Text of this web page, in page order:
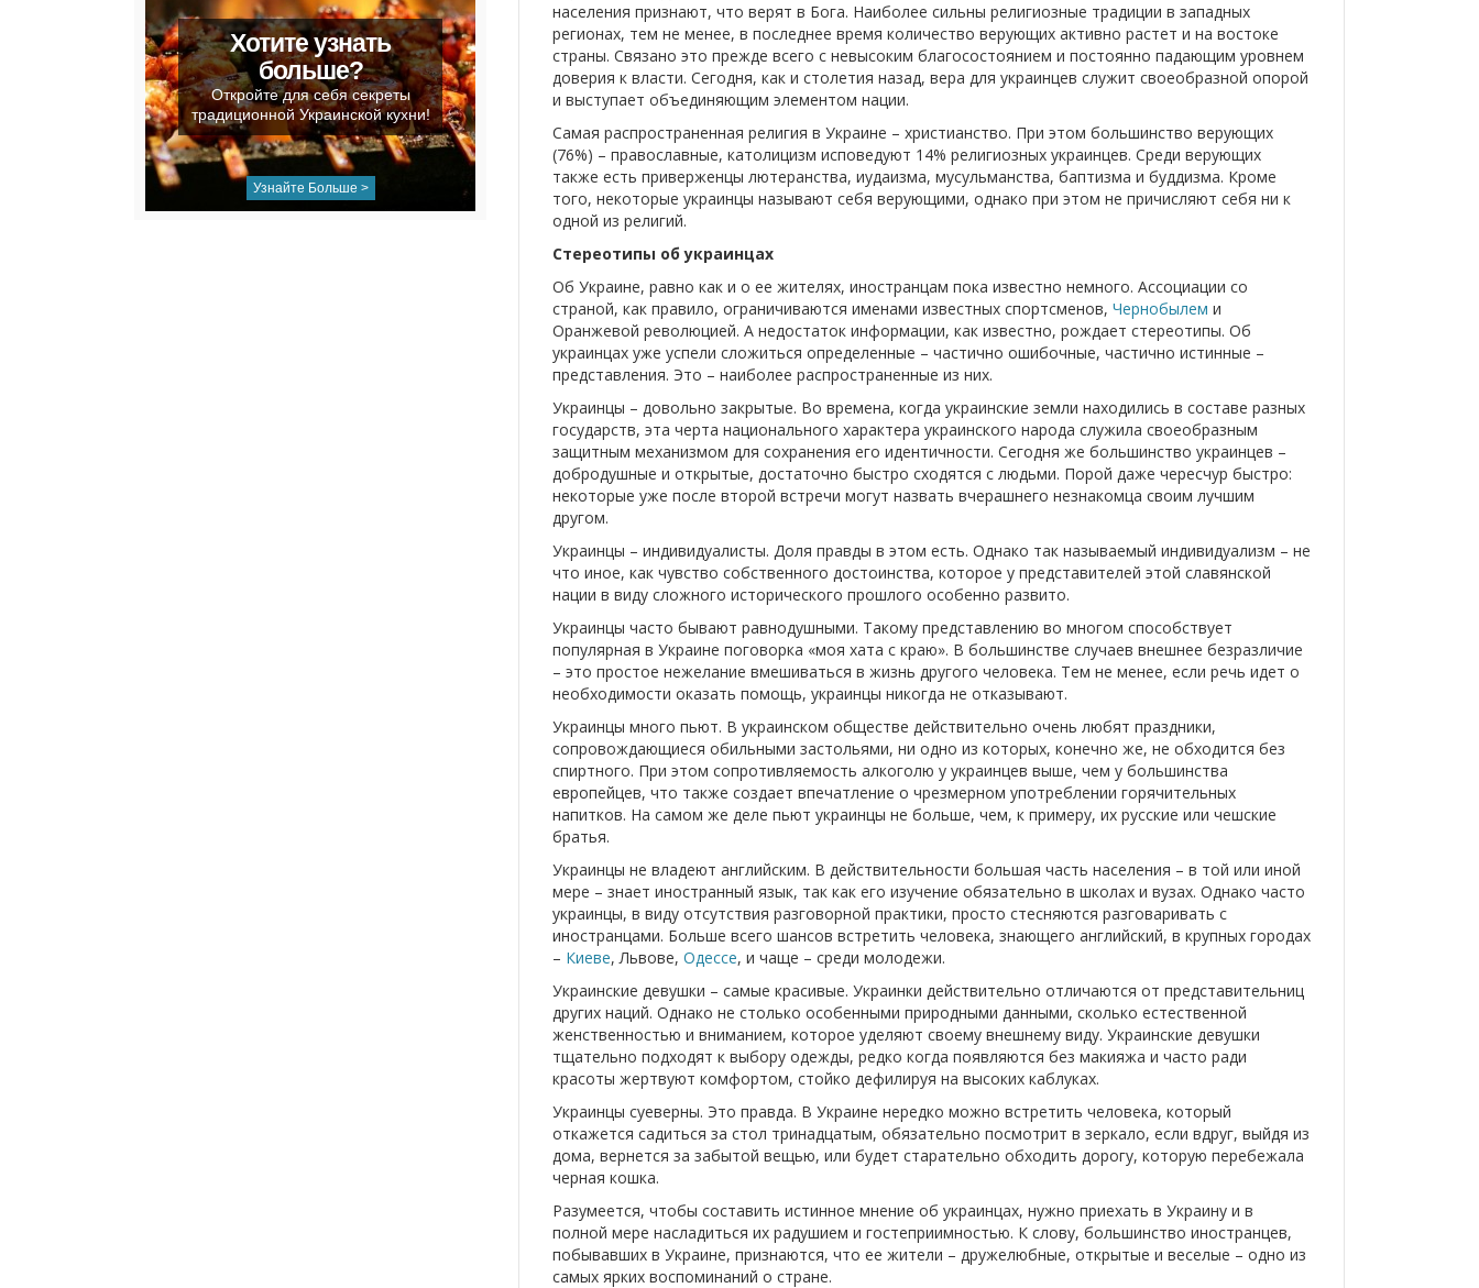
Хотите узнать
больше?
Откройте для себя секреты
традиционной Украинской кухни!
Узнайте Больше >
населения признают, что верят в Бога. Наиболее сильны религиозные традиции в западных
регионах, тем не менее, в последнее время количество верующих активно растет и на востоке
страны. Связано это прежде всего с невысоким благосостоянием и постоянно падающим уровнем
доверия к власти. Сегодня, как и столетия назад, вера для украинцев служит своеобразной опорой
и выступает объединяющим элементом нации.
Самая распространенная религия в Украине – христианство. При этом большинство верующих
(76%) – православные, католицизм исповедуют 14% религиозных украинцев. Среди верующих
также есть приверженцы лютеранства, иудаизма, мусульманства, баптизма и буддизма. Кроме
того, некоторые украинцы называют себя верующими, однако при этом не причисляют себя ни к
одной из религий.
Стереотипы об украинцах
Об Украине, равно как и о ее жителях, иностранцам пока известно немного. Ассоциации со
страной, как правило, ограничиваются именами известных спортсменов, Чернобылем и
Оранжевой революцией. А недостаток информации, как известно, рождает стереотипы. Об
украинцах уже успели сложиться определенные – частично ошибочные, частично истинные –
представления. Это – наиболее распространенные из них.
Украинцы – довольно закрытые. Во времена, когда украинские земли находились в составе разных
государств, эта черта национального характера украинского народа служила своеобразным
защитным механизмом для сохранения его идентичности. Сегодня же большинство украинцев –
добродушные и открытые, достаточно быстро сходятся с людьми. Порой даже чересчур быстро:
некоторые уже после второй встречи могут назвать вчерашнего незнакомца своим лучшим
другом.
Украинцы – индивидуалисты. Доля правды в этом есть. Однако так называемый индивидуализм – не
что иное, как чувство собственного достоинства, которое у представителей этой славянской
нации в виду сложного исторического прошлого особенно развито.
Украинцы часто бывают равнодушными. Такому представлению во многом способствует
популярная в Украине поговорка «моя хата с краю». В большинстве случаев внешнее безразличие
– это простое нежелание вмешиваться в жизнь другого человека. Тем не менее, если речь идет о
необходимости оказать помощь, украинцы никогда не отказывают.
Украинцы много пьют. В украинском обществе действительно очень любят праздники,
сопровождающиеся обильными застольями, ни одно из которых, конечно же, не обходится без
спиртного. При этом сопротивляемость алкоголю у украинцев выше, чем у большинства
европейцев, что также создает впечатление о чрезмерном употреблении горячительных
напитков. На самом же деле пьют украинцы не больше, чем, к примеру, их русские или чешские
братья.
Украинцы не владеют английским. В действительности большая часть населения – в той или иной
мере – знает иностранный язык, так как его изучение обязательно в школах и вузах. Однако часто
украинцы, в виду отсутствия разговорной практики, просто стесняются разговаривать с
иностранцами. Больше всего шансов встретить человека, знающего английский, в крупных городах
– Киеве, Львове, Одессе, и чаще – среди молодежи.
Украинские девушки – самые красивые. Украинки действительно отличаются от представительниц
других наций. Однако не столько особенными природными данными, сколько естественной
женственностью и вниманием, которое уделяют своему внешнему виду. Украинские девушки
тщательно подходят к выбору одежды, редко когда появляются без макияжа и часто ради
красоты жертвуют комфортом, стойко дефилируя на высоких каблуках.
Украинцы суеверны. Это правда. В Украине нередко можно встретить человека, который
откажется садиться за стол тринадцатым, обязательно посмотрит в зеркало, если вдруг, выйдя из
дома, вернется за забытой вещью, или будет старательно обходить дорогу, которую перебежала
черная кошка.
Разумеется, чтобы составить истинное мнение об украинцах, нужно приехать в Украину и в
полной мере насладиться их радушием и гостеприимностью. К слову, большинство иностранцев,
побывавших в Украине, признаются, что ее жители – дружелюбные, открытые и веселые – одно из
самых ярких воспоминаний о стране.